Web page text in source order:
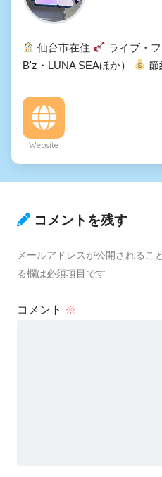
仙台市在住
ライブ・
B'z・LUNA SEAほか）
節
Website
コメントを残す
メールアドレスが公開されるこ
る欄は必須項目です
コメント ※